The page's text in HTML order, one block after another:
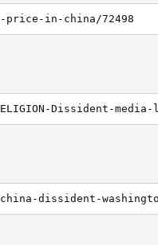
price-in-china/72498
Dissident-
dissident-